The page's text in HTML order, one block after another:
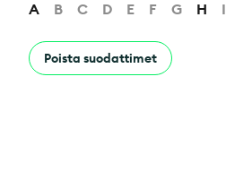
A B C D E F G H I
Poista suodattimet